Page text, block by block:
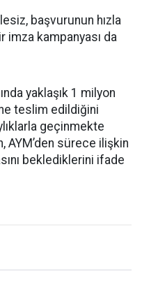
başvurunun hızla
kampanyası da
yaklaşık 1 milyon
teslim edildiğini
geçinmekte
AYM’den sürece ilişkin
beklediklerini ifade